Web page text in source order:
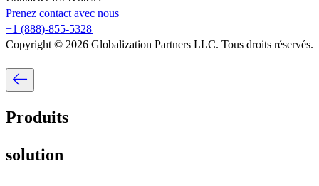
Prenez contact avec nous​​
+1 (888)-855-5328​​
Copyright © 2026 Globalization Partners LLC. Tous droits réservés.​​
Produits​​
solution​​